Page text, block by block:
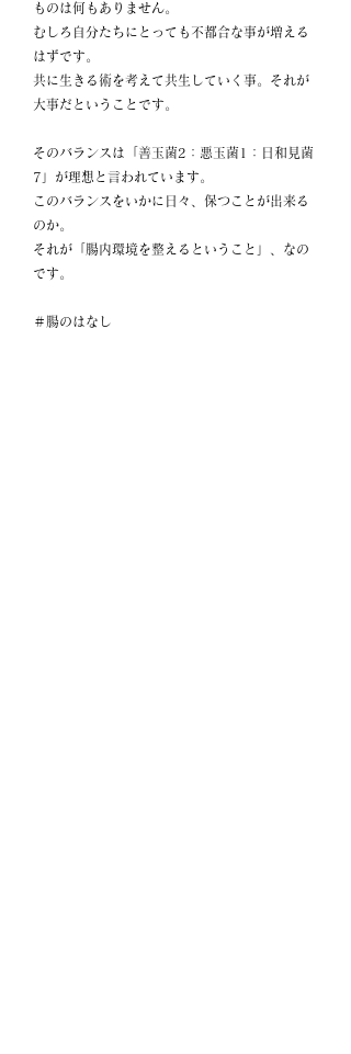
ものは何もありません。
むしろ自分たちにとっても不都合な事が増える
はずです。
共に生きる術を考えて共生していく事。それが
大事だということです。
そのバランスは「善玉菌2：悪玉菌1：日和見菌
7」が理想と言われています。
このバランスをいかに日々、保つことが出来る
のか。
それが「腸内環境を整えるということ」、なの
です。
＃腸のはなし